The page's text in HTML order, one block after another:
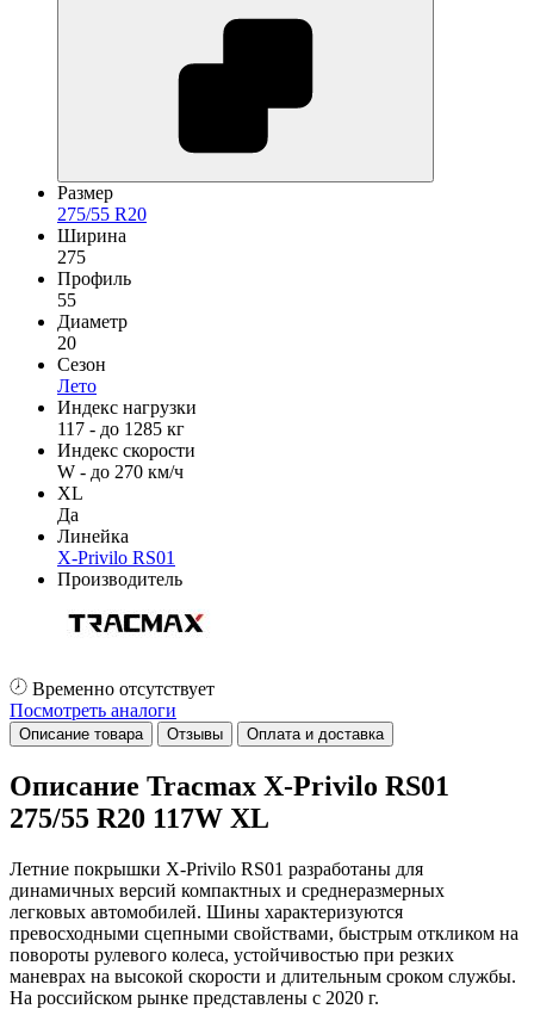
Размер
275/55 R20
Ширина
275
Профиль
55
Диаметр
20
Сезон
Лето
Индекс нагрузки
117 - до 1285 кг
Индекс скорости
W - до 270 км/ч
XL
Да
Линейка
X-Privilo RS01
Производитель
Временно отсутствует
Посмотреть аналоги
Описание товара Отзывы Оплата и доставка
Описание Tracmax X-Privilo RS01
275/55 R20 117W XL
Летние покрышки X-Privilo RS01 разработаны для
динамичных версий компактных и среднеразмерных
легковых автомобилей. Шины характеризуются
превосходными сцепными свойствами, быстрым откликом на
повороты рулевого колеса, устойчивостью при резких
маневрах на высокой скорости и длительным сроком службы.
На российском рынке представлены с 2020 г.